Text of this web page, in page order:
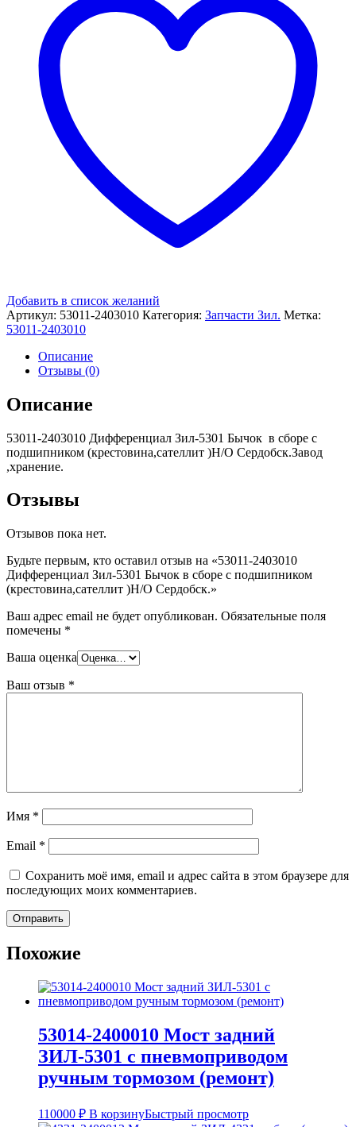
Добавить в список желаний
Артикул: 53011-2403010 Категория: Запчасти Зил. Метка:
53011-2403010
Описание
Отзывы (0)
Описание
53011-2403010 Дифференциал Зил-5301 Бычок в сборе с
подшипником (крестовина,сателлит )Н/О Сердобск.Завод
,хранение.
Отзывы
Отзывов пока нет.
Будьте первым, кто оставил отзыв на «53011-2403010
Дифференциал Зил-5301 Бычок в сборе с подшипником
(крестовина,сателлит )Н/О Сердобск.»
Ваш адрес email не будет опубликован. Обязательные поля
помечены *
Ваша оценка
Ваш отзыв *
Имя *
Email *
Сохранить моё имя, email и адрес сайта в этом браузере для
последующих моих комментариев.
Похожие
53014-2400010 Мост задний
ЗИЛ-5301 с пневмоприводом
ручным тормозом (ремонт)
110000 ₽ В корзинуБыстрый просмотр